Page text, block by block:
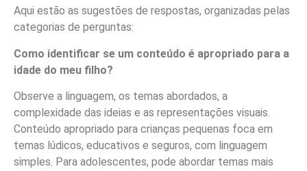
Aqui estão as sugestões de respostas, organizadas pelas
categorias de perguntas:
Como identificar se um conteúdo é apropriado para a
idade do meu filho?
Observe a linguagem, os temas abordados, a
complexidade das ideias e as representações visuais.
Conteúdo apropriado para crianças pequenas foca em
temas lúdicos, educativos e seguros, com linguagem
simples. Para adolescentes, pode abordar temas mais